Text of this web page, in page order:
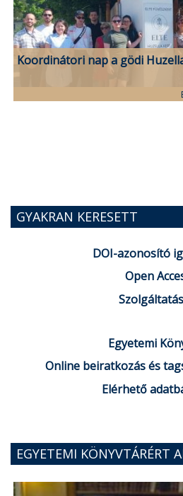
Koordinátori nap a gödi
GYAKRAN KERESETT
DOI-azonosító
Open
Egyetemi
Online beiratkozás és
Elérhető
EGYETEMI KÖNYVTÁRÉRT